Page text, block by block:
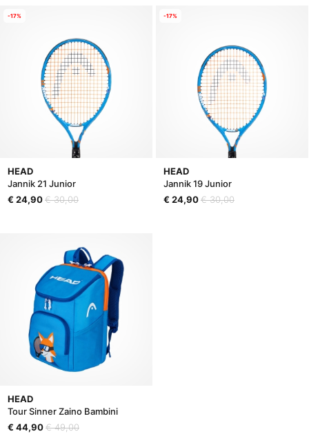
HEAD
Jannik 21 Junior
€ 24,90€ 30,00
-17%
HEAD
Jannik 19 Junior
€ 24,90€ 30,00
-17%
HEAD
Tour Sinner Zaino Bambini
€ 44,90€ 49,00